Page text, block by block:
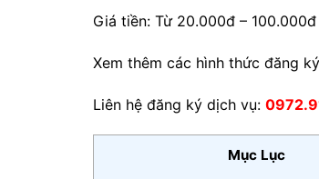
Giá tiền: Từ 20.000đ – 100.000đ
Xem thêm các hình thức đăng
Liên hệ đăng ký dịch vụ:
Mục Lục